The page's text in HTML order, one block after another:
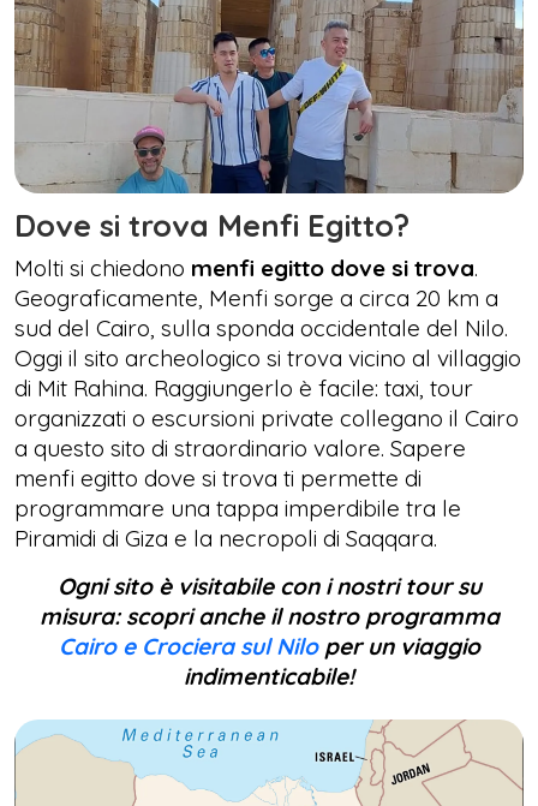
Dove si trova Menfi Egitto?
Molti si chiedono menfi egitto dove si trova.
Geograficamente, Menfi sorge a circa 20 km a
sud del Cairo, sulla sponda occidentale del Nilo.
Oggi il sito archeologico si trova vicino al villaggio
di Mit Rahina. Raggiungerlo è facile: taxi, tour
organizzati o escursioni private collegano il Cairo
a questo sito di straordinario valore. Sapere
menfi egitto dove si trova ti permette di
programmare una tappa imperdibile tra le
Piramidi di Giza e la necropoli di Saqqara.
Ogni sito è visitabile con i nostri tour su
misura: scopri anche il nostro programma
Cairo e Crociera sul Niloper un viaggio
indimenticabile!